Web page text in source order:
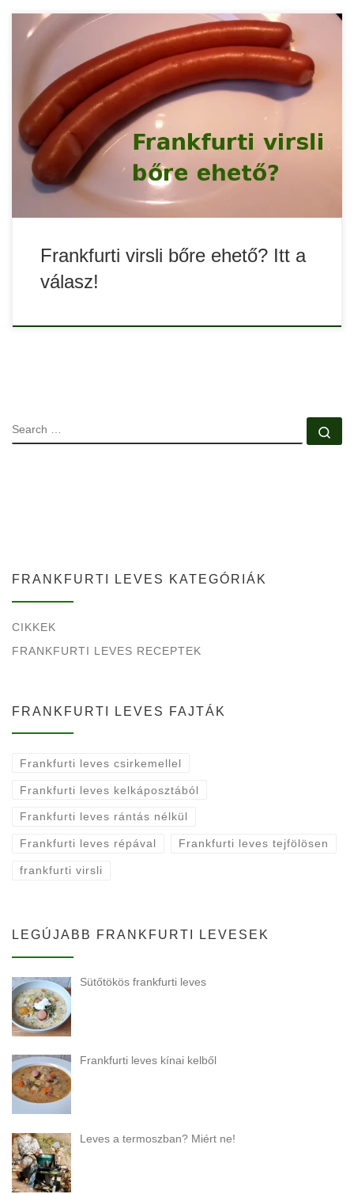
A frankfurti virsli a frankfurti leves egyik fontos kelléke, és
gyakran felmerül a kérdés, hogy vajon a frankfurti virsli bőre
ehető-e? Itt a válasz!
Frankfurti virsli bőre ehető? Itt a
válasz!
SEARCH
FRANKFURTI LEVES KATEGÓRIÁK
CIKKEK
FRANKFURTI LEVES RECEPTEK
FRANKFURTI LEVES FAJTÁK
Frankfurti leves csirkemellel
Frankfurti leves kelkáposztából
Frankfurti leves rántás nélkül
Frankfurti leves répával Frankfurti leves tejfölösen
frankfurti virsli
LEGÚJABB FRANKFURTI LEVESEK
Sütőtökös frankfurti leves
Frankfurti leves kínai kelből
Leves a termoszban? Miért ne!